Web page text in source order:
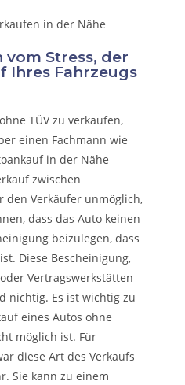
vom Stress, der
Ihres Fahrzeugs
TÜV zu verkaufen,
einen Fachmann wie
in der Nähe
zwischen
den Verkäufer unmöglich,
dass das Auto keinen
beizulegen, dass
Diese Bescheinigung,
Vertragswerkstätten
nichtig. Es ist wichtig zu
eines Autos ohne
möglich ist. Für
diese Art des Verkaufs
Sie kann zu einem